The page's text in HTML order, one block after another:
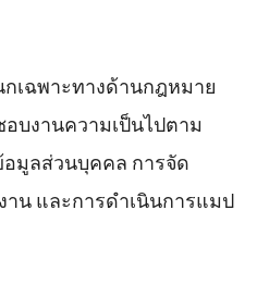
เฉพาะทางด้านกฎหมาย
บงานความเป็นไปตาม
มูลส่วนบุคคล การจัด
าน และการดำเนินการแมป